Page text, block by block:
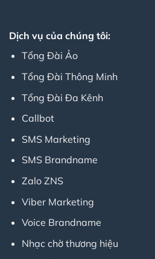
Dịch vụ của chúng tôi:
Tổng Đài Ảo
Tổng Đài Thông Minh
Tổng Đài Đa Kênh
Callbot
SMS Marketing
SMS Brandname
Zalo ZNS
Viber Marketing
Voice Brandname
Nhạc chờ thương hiệu